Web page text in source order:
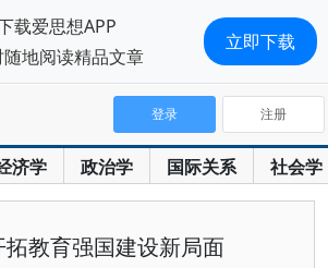
济学 政治学 国际关系 社会学
登录 注册
拓教育强国建设新局面
载爱思想APP
随地阅读精品文章
立即下载